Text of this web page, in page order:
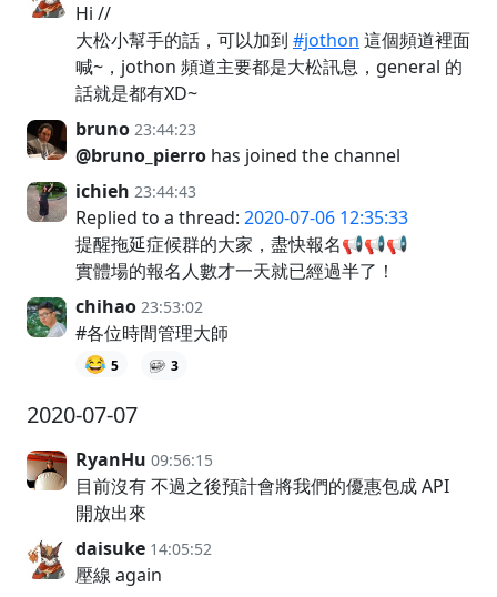
Hi //
大松小幫手的話，可以加到 #jothon 這個頻道裡面
喊~，jothon 頻道主要都是大松訊息，general 的
話就是都有XD~
bruno 23:44:23
@bruno_pierro has joined the channel
ichieh 23:44:43
Replied to a thread: 2020-07-06 12:35:33
提醒拖延症候群的大家，盡快報名📢📢📢
實體場的報名人數才一天就已經過半了！
chihao 23:53:02
#各位時間管理大師
😂 5 3
2020-07-07
RyanHu 09:56:15
目前沒有 不過之後預計會將我們的優惠包成 API
開放出來
daisuke 14:05:52
壓線 again